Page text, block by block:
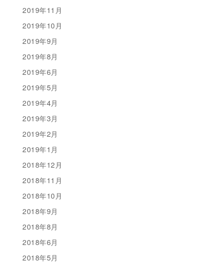
2019年11月
2019年10月
2019年9月
2019年8月
2019年6月
2019年5月
2019年4月
2019年3月
2019年2月
2019年1月
2018年12月
2018年11月
2018年10月
2018年9月
2018年8月
2018年6月
2018年5月